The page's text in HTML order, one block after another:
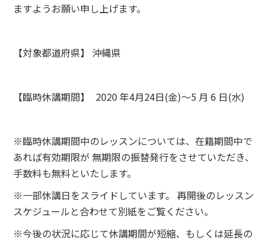
ますようお願い申し上げます。
【対象都道府県】 沖縄県
【臨時休講期間】 2020 年4月24日(金)〜5 月 6 日(水)
※臨時休講期間中のレッスンについては、在籍期間中で
あれば有効期限が 無期限の振替発行をさせていただき、
手数料も無料といたします。
※一部休講日をスライドしています。 再開後のレッスン
スケジュールと合わせて別紙をご覧ください。
※今後の状況に応じて休講期間が短縮、もしくは延長の